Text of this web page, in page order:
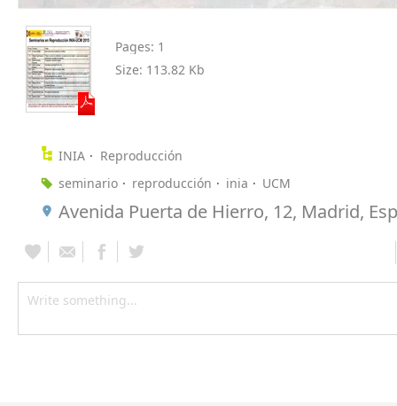
Pages: 1
Size: 113.82 Kb
INIA
Reproducción
seminario
reproducción inia UCM
Avenida Puerta de Hierro, 12, Madrid,